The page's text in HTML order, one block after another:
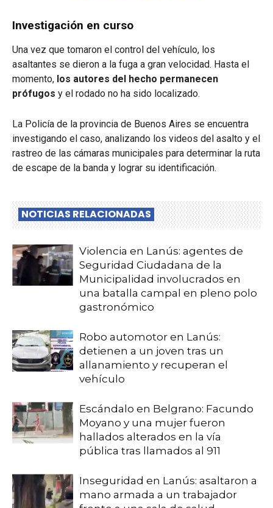
Investigación en curso
Una vez que tomaron el control del vehículo, los
asaltantes se dieron a la fuga a gran velocidad. Hasta el
momento, los autores del hecho permanecen
prófugos y el rodado no ha sido localizado.
La Policía de la provincia de Buenos Aires se encuentra
investigando el caso, analizando los videos del asalto y el
rastreo de las cámaras municipales para determinar la ruta
de escape de la banda y lograr su identificación.
NOTICIAS RELACIONADAS
Violencia en Lanús: agentes de
Seguridad Ciudadana de la
Municipalidad involucrados en
una batalla campal en pleno polo
gastronómico
Robo automotor en Lanús:
detienen a un joven tras un
allanamiento y recuperan el
vehículo
Escándalo en Belgrano: Facundo
Moyano y una mujer fueron
hallados alterados en la vía
pública tras llamados al 911
Inseguridad en Lanús: asaltaron a
mano armada a un trabajador